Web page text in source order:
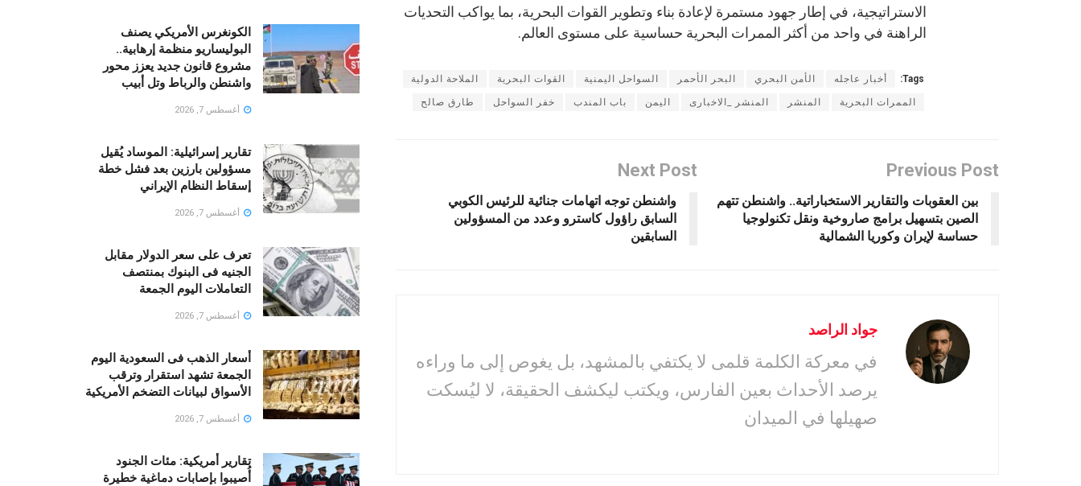
الاستراتيجية، في إطار جهود مستمرة لإعادة بناء وتطوير القوات البحرية، بما يواكب التحديات
الراهنة في واحد من أكثر الممرات البحرية حساسية على مستوى العالم.
Tags: أخبار عاجله الأمن البحري البحر الأحمر السواحل اليمنية القوات البحرية الملاحة الدولية
الممرات البحرية المنشر المنشر _الاخبارى اليمن باب المندب خفر السواحل طارق صالح
Previous Post
بين العقوبات والتقارير الاستخباراتية.. واشنطن تتهم
الصين بتسهيل برامج صاروخية ونقل تكنولوجيا
حساسة لإيران وكوريا الشمالية
Next Post
واشنطن توجه اتهامات جنائية للرئيس الكوبي
السابق راؤول كاسترو وعدد من المسؤولين
السابقين
جواد الراصد
في معركة الكلمة قلمى لا يكتفي بالمشهد، بل يغوص إلى ما وراءه
يرصد الأحداث بعين الفارس، ويكتب ليكشف الحقيقة، لا ليُسكت
صهيلها في الميدان
الكونغرس الأمريكي يصنف
البوليساريو منظمة إرهابية..
مشروع قانون جديد يعزز محور
واشنطن والرباط وتل أبيب
أغسطس 7, 2026
تقارير إسرائيلية: الموساد يُقيل
مسؤولين بارزين بعد فشل خطة
إسقاط النظام الإيراني
أغسطس 7, 2026
تعرف على سعر الدولار مقابل
الجنيه فى البنوك بمنتصف
التعاملات اليوم الجمعة
أغسطس 7, 2026
أسعار الذهب فى السعودية اليوم
الجمعة تشهد استقرار وترقب
الأسواق لبيانات التضخم الأمريكية
أغسطس 7, 2026
تقارير أمريكية: مئات الجنود
أُصيبوا بإصابات دماغية خطيرة